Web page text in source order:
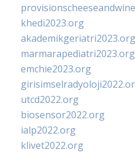
khedi2023.org
akademikgeriatri2023.org
marmarapediatri2023.org
emchie2023.org
utcd2022.org
biosensor2022.org
ialp2022.org
klivet2022.org